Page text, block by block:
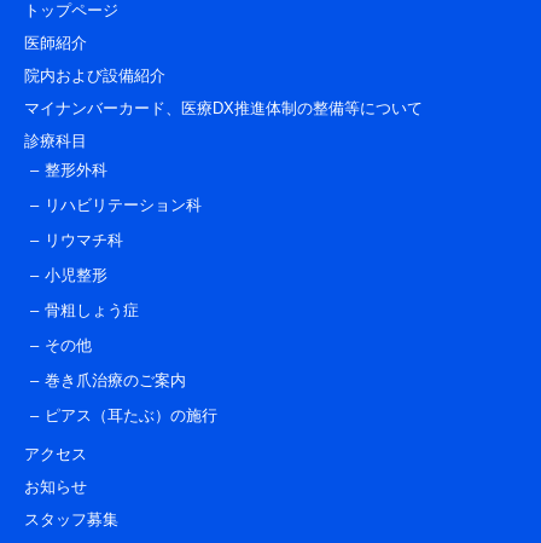
トップページ
医師紹介
院内および設備紹介
マイナンバーカード、医療DX推進体制の整備等について
診療科目
整形外科
リハビリテーション科
リウマチ科
小児整形
骨粗しょう症
その他
巻き爪治療のご案内
ピアス（耳たぶ）の施行
アクセス
お知らせ
スタッフ募集